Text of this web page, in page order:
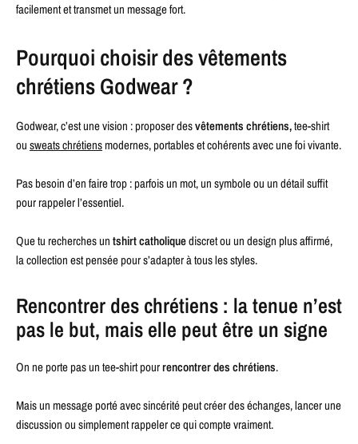
facilement et transmet un message fort.
Pourquoi choisir des vêtements
chrétiens Godwear ?
Godwear, c’est une vision : proposer desvêtements chrétiens,tee-shirt
ousweats chrétiensmodernes, portables et cohérents avec une foi vivante.
Pas besoin d’en faire trop : parfois un mot, un symbole ou un détail suffit
pour rappeler l’essentiel.
Que tu recherches untshirt catholiquediscret ou un design plus affirmé,
la collection est pensée pour s’adapter à tous les styles.
Rencontrer des chrétiens : la tenue n’est
pas le but, mais elle peut être un signe
On ne porte pas un tee-shirt pourrencontrer des chrétiens.
Mais un message porté avec sincérité peut créer des échanges, lancer une
discussion ou simplement rappeler ce qui compte vraiment.